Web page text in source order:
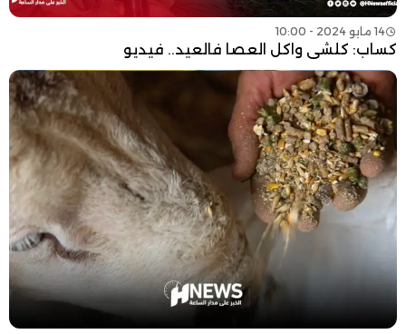
14 مايو 2024 - 10:00
كساب: كلشي واكل العصا فالعيد.. فيديو